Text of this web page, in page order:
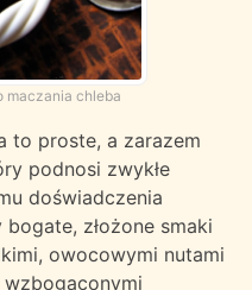
maczania chleba
to proste, a zarazem
podnosi zwykłe
doświadczenia
złożone smaki
owocowymi nutami